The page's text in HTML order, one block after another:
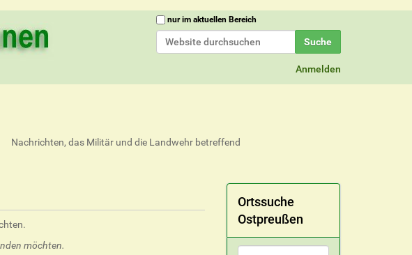
Website durchsuchen
nur im aktuellen Bereich
Anmelden
Nachrichten, das Militär und die Landwehr betreffend
möchten.
Ortssuche
Ostpreußen